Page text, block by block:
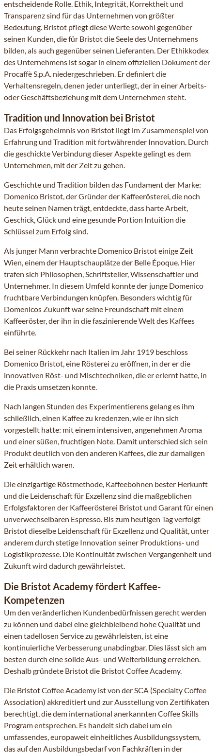
entscheidende Rolle. Ethik, Integrität, Korrektheit und
Transparenz sind für das Unternehmen von größter
Bedeutung. Bristot pflegt diese Werte sowohl gegenüber
seinen Kunden, die für Bristot die Seele des Unternehmens
bilden, als auch gegenüber seinen Lieferanten. Der Ethikkodex
des Unternehmens ist sogar in einem offiziellen Dokument der
Procaffè S.p.A. niedergeschrieben. Er definiert die
Verhaltensregeln, denen jeder unterliegt, der in einer Arbeits-
oder Geschäftsbeziehung mit dem Unternehmen steht.
Tradition und Innovation bei Bristot
Das Erfolgsgeheimnis von Bristot liegt im Zusammenspiel von
Erfahrung und Tradition mit fortwährender Innovation. Durch
die geschickte Verbindung dieser Aspekte gelingt es dem
Unternehmen, mit der Zeit zu gehen.
Geschichte und Tradition bilden das Fundament der Marke:
Domenico Bristot, der Gründer der Kaffeerösterei, die noch
heute seinen Namen trägt, entdeckte, dass harte Arbeit,
Geschick, Glück und eine gesunde Portion Intuition die
Schlüssel zum Erfolg sind.
Als junger Mann verbrachte Domenico Bristot einige Zeit
Wien, einem der Hauptschauplätze der Belle Époque. Hier
trafen sich Philosophen, Schriftsteller, Wissenschaftler und
Unternehmer. In diesem Umfeld konnte der junge Domenico
fruchtbare Verbindungen knüpfen. Besonders wichtig für
Domenicos Zukunft war seine Freundschaft mit einem
Kaffeeröster, der ihn in die faszinierende Welt des Kaffees
einführte.
Bei seiner Rückkehr nach Italien im Jahr 1919 beschloss
Domenico Bristot, eine Rösterei zu eröffnen, in der er die
innovativen Röst- und Mischtechniken, die er erlernt hatte, in
die Praxis umsetzen konnte.
Nach langen Stunden des Experimentierens gelang es ihm
schließlich, einen Kaffee zu kredenzen, wie er ihn sich
vorgestellt hatte: mit einem intensiven, angenehmen Aroma
und einer süßen, fruchtigen Note. Damit unterschied sich sein
Produkt deutlich von den anderen Kaffees, die zur damaligen
Zeit erhältlich waren.
Die einzigartige Röstmethode, Kaffeebohnen bester Herkunft
und die Leidenschaft für Exzellenz sind die maßgeblichen
Erfolgsfaktoren der Kaffeerösterei Bristot und Garant für einen
unverwechselbaren Espresso. Bis zum heutigen Tag verfolgt
Bristot dieselbe Leidenschaft für Exzellenz und Qualität, unter
anderem durch stetige Innovation seiner Produktions- und
Logistikprozesse. Die Kontinuität zwischen Vergangenheit und
Zukunft wird dadurch gewährleistet.
Die Bristot Academy fördert Kaffee-
Kompetenzen
Um den veränderlichen Kundenbedürfnissen gerecht werden
zu können und dabei eine gleichbleibend hohe Qualität und
einen tadellosen Service zu gewährleisten, ist eine
kontinuierliche Verbesserung unabdingbar. Dies lässt sich am
besten durch eine solide Aus- und Weiterbildung erreichen.
Deshalb gründete Bristot die Bristot Coffee Academy.
Die Bristot Coffee Academy ist von der SCA (Specialty Coffee
Association) akkreditiert und zur Ausstellung von Zertifikaten
berechtigt, die dem international anerkannten Coffee Skills
Program entsprechen. Es handelt sich dabei um ein
umfassendes, europaweit einheitliches Ausbildungssystem,
das auf den Ausbildungsbedarf von Fachkräften in der